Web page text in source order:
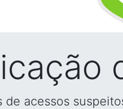
acessos